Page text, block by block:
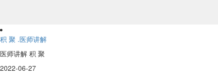
积 聚 .医师讲解
医师讲解 积 聚
2022-06-27